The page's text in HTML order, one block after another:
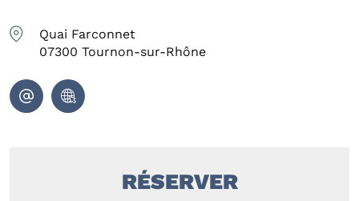
Quai Farconnet
07300 Tournon-sur-Rhône
RÉSERVER